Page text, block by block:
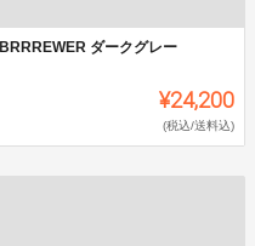
BRRREWER ダークグレー
¥24,200
(税込/送料込)